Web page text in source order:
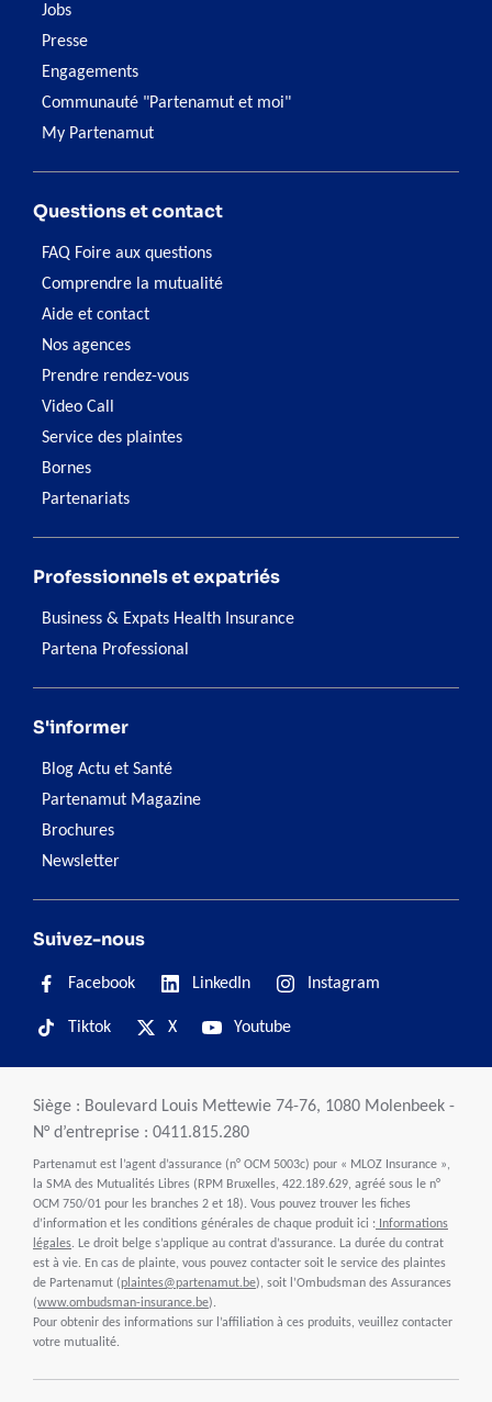
Jobs
Presse
Engagements
Communauté "Partenamut et moi"
My Partenamut
Questions et contact
FAQ Foire aux questions
Comprendre la mutualité
Aide et contact
Nos agences
Prendre rendez-vous
Video Call
Service des plaintes
Bornes
Partenariats
Professionnels et expatriés
Business & Expats Health Insurance
Partena Professional
S'informer
Blog Actu et Santé
Partenamut Magazine
Brochures
Newsletter
Suivez-nous
Facebook LinkedIn Instagram
Tiktok X Youtube
Siège : Boulevard Louis Mettewie 74-76, 1080 Molenbeek -
N° d’entreprise : 0411.815.280
Partenamut est l’agent d’assurance (n° OCM 5003c) pour « MLOZ Insurance »,
la SMA des Mutualités Libres (RPM Bruxelles, 422.189.629, agréé sous le n°
OCM 750/01 pour les branches 2 et 18). Vous pouvez trouver les fiches
d’information et les conditions générales de chaque produit ici : Informations
légales. Le droit belge s’applique au contrat d’assurance. La durée du contrat
est à vie. En cas de plainte, vous pouvez contacter soit le service des plaintes
de Partenamut (plaintes@partenamut.be), soit l’Ombudsman des Assurances
(www.ombudsman-insurance.be).
Pour obtenir des informations sur l’affiliation à ces produits, veuillez contacter
votre mutualité.